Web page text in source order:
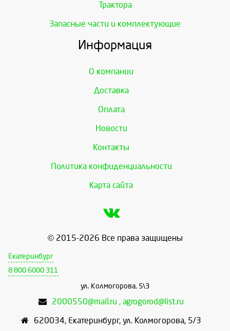
Трактора
Запасные части и комплектующие
Информация
О компании
Доставка
Оплата
Новости
Контакты
Политика конфиденциальности
Карта сайта
© 2015-2026 Все права защищены
Екатеринбург
8 800 6000 311
ул. Колмогорова, 5\3
2000550@mail.ru , agrogorod@list.ru
620034, Екатеринбург, ул. Колмогорова, 5/3